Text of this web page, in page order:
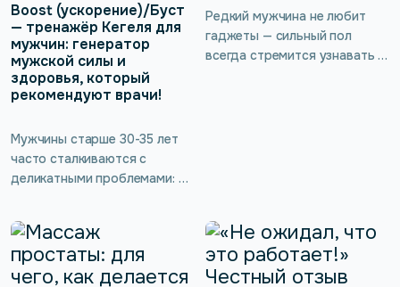
Boost (ускорение)/Буст
— тренажёр Кегеля для
мужчин: генератор
мужской силы и
здоровья, который
рекомендуют врачи!
Мужчины старше 30-35 лет
часто сталкиваются с
деликатными проблемами: от
туалет и недержания до
снижения либидо и
эректильной дисфункции. Но
мало кто знает, что многие
Редкий мужчина не любит
гаджеты — сильный пол
всегда стремится узнавать и
Интеллектуальный тренажёр
для интимных мышц kGoal
Boost (ускорение)/Буст